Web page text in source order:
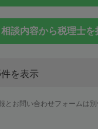
相談内容から税理士を
件を表示
とお問い合わせフォームは